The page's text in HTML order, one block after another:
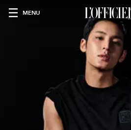
MENU